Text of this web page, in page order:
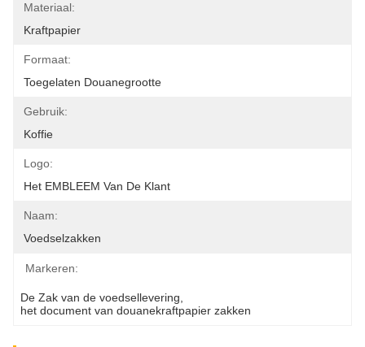
Materiaal:
Kraftpapier
Formaat:
Toegelaten Douanegrootte
Gebruik:
Koffie
Logo:
Het EMBLEEM Van De Klant
Naam:
Voedselzakken
Markeren:
De Zak van de voedsellevering
het document van douanekraftpapier zakken